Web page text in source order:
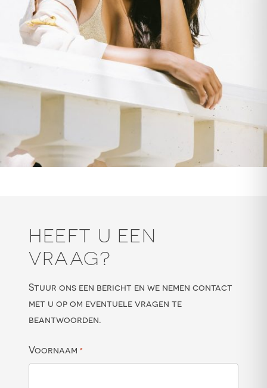
HEEFT U EEN
VRAAG?
Stuur ons een bericht en we nemen contact
met u op om eventuele vragen te
beantwoorden.
Voornaam *